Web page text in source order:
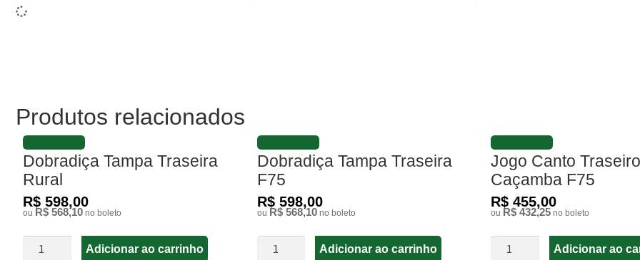
Produtos relacionados
Dobradiça Tampa Traseira
Rural
R$ 598,00
ou R$ 568,10 no boleto
Adicionar ao carrinho
Dobradiça Tampa Traseira
F75
R$ 598,00
ou R$ 568,10no boleto
Adicionar ao carrinho
Jogo Canto
Caçamba F75
R$ 455,00
ou R$ 432,25 no boleto
Adicionar ao